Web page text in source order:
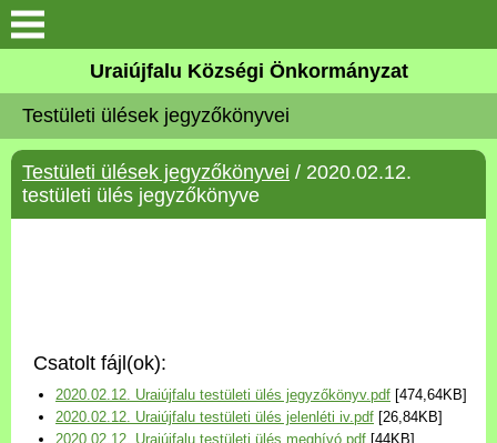
Köszöntő
Elérhetőségek
Uraiújfalu
Választási információk
Versenyképes Járások
Uraiújfalu Községi Önkormányzat
Testületi ülések jegyzőkönyvei
Testületi ülések jegyzőkönyvei / 2020.02.12.
testületi ülés jegyzőkönyve
Csatolt fájl(ok):
2020.02.12. Uraiújfalu testületi ülés jegyzőkönyv.pdf [474,64KB]
2020.02.12. Uraiújfalu testületi ülés jelenléti iv.pdf [26,84KB]
2020.02.12. Uraiújfalu testületi ülés meghívó.pdf [44KB]